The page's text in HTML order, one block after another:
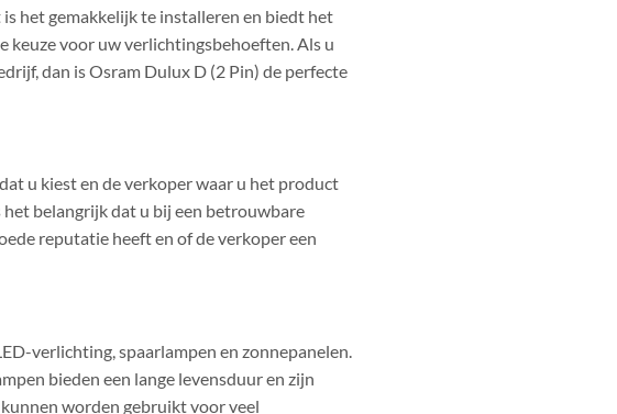
het gemakkelijk te installeren en biedt het
keuze voor uw verlichtingsbehoeften. Als u
dan is Osram Dulux D (2 Pin) de perfecte
u kiest en de verkoper waar u het product
belangrijk dat u bij een betrouwbare
reputatie heeft en of de verkoper een
verlichting, spaarlampen en zonnepanelen.
bieden een lange levensduur en zijn
worden gebruikt voor veel